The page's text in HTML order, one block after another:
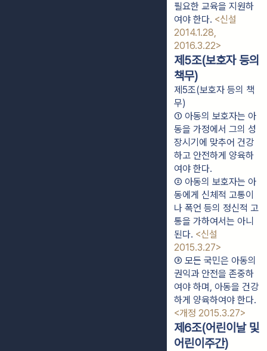
필요한 교육을 지원하
여야 한다. <신설
2014.1.28,
2016.3.22>
제5조(보호자 등의
책무)
제5조(보호자 등의 책
무)
① 아동의 보호자는 아
동을 가정에서 그의 성
장시기에 맞추어 건강
하고 안전하게 양육하
여야 한다.
② 아동의 보호자는 아
동에게 신체적 고통이
나 폭언 등의 정신적 고
통을 가하여서는 아니
된다. <신설
2015.3.27>
③ 모든 국민은 아동의
권익과 안전을 존중하
여야 하며, 아동을 건강
<개정 2015.3.27>
제6조(어린이날 및
어린이주간)